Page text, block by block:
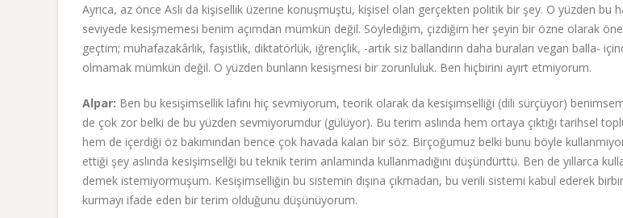
Ayrıca, az önce Aslı da kişisellik üzerine konuşmuştu, kişisel olan gerçekten politik bir şey. O yüzden bu
seviyede kesişmemesi benim açımdan mümkün değil. Söylediğim, çizdiğim her şeyin bir özne olarak
geçtim; muhafazakârlık, faşistlik, diktatörlük, iğrençlik, -artık siz ballandırın daha buraları vegan balla-
olmamak mümkün değil. O yüzden bunların kesişmesi bir zorunluluk. Ben hiçbirini ayırt etmiyorum.
Alpar: Ben bu kesişimsellik lafını hiç sevmiyorum, teorik olarak da kesişimselliği (dili sürçüyor)
de çok zor belki de bu yüzden sevmiyorumdur (gülüyor). Bu terim aslında hem ortaya çıktığı tarihsel
hem de içerdiği öz bakımından bence çok havada kalan bir söz. Birçoğumuz belki bunu böyle
ettiği şey aslında kesişimsellği bu teknik terim anlamında kullanmadığını düşündürttü. Ben de yıllarca
demek istemiyormuşum. Kesişimselliğin bu sistemin dışına çıkmadan, bu verili sistemi kabul ederek
kurmayı ifade eden bir terim olduğunu düşünüyorum.